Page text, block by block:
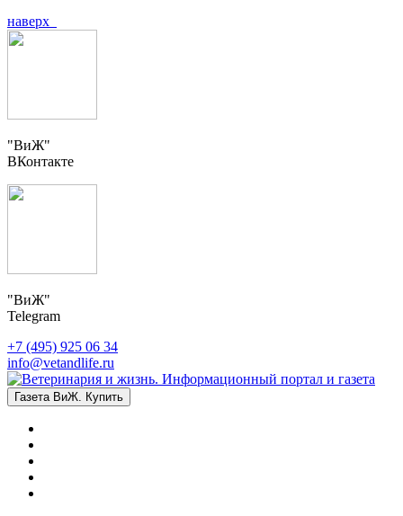
наверх
"ВиЖ"
ВКонтакте
"ВиЖ"
Telegram
+7 (495) 925 06 34
info@vetandlife.ru
Газета ВиЖ. Купить